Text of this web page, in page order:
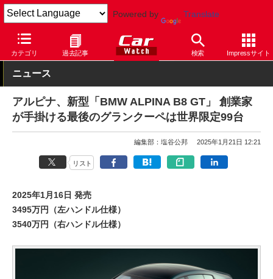
Powered by Translate
カテゴリ 過去記事 検索 Impressサイト
Car Watch 自動車 8シリーズ
ニュース
アルピナ、新型「BMW ALPINA B8 GT」 創業家
が手掛ける最後のグランクーペは世界限定99台
編集部：塩谷公邦 2025年1月21日 12:21
リスト
2025年1月16日 発売
3495万円（左ハンドル仕様）
3540万円（右ハンドル仕様）